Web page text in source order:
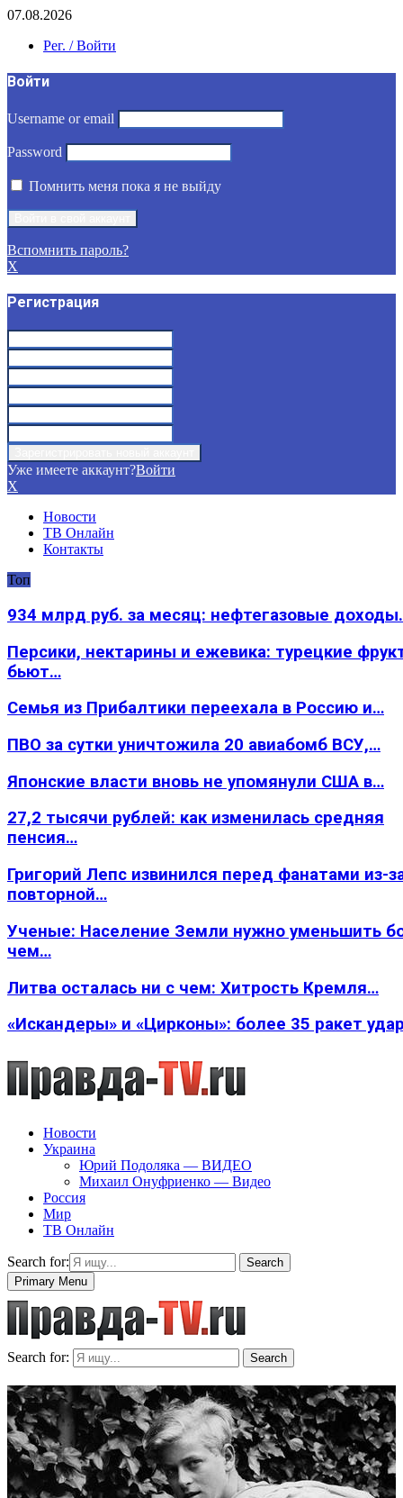
07.08.2026
Рег. / Войти
Войти
Username or email
Password
Помнить меня пока я не выйду
Вспомнить пароль?
X
Регистрация
Уже имеете аккаунт?Войти
X
Новости
ТВ Онлайн
Контакты
Топ
934 млрд руб. за месяц: нефтегазовые
Персики, нектарины и ежевика: турецкие
бьют…
Семья из Прибалтики переехала в Россию и…
ПВО за сутки уничтожила 20 авиабомб ВСУ,…
Японские власти вновь не упомянули США в…
27,2 тысячи рублей: как изменилась средняя
пенсия…
Григорий Лепс извинился перед фанатами из-
повторной…
Ученые: Население Земли нужно уменьшить
чем…
Литва осталась ни с чем: Хитрость Кремля…
«Искандеры» и «Цирконы»: более 35 ракет
Новости
Украина
Юрий Подоляка — ВИДЕО
Михаил Онуфриенко — Видео
Россия
Мир
ТВ Онлайн
Search for:
Search
Primary Menu
Search for: Search